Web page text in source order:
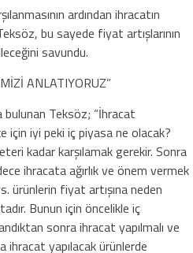
ardından ihracatın
bu sayede fiyat artışlarının
savundu.
ANLATIYORUZ”
bulunan Teksöz; “İhracat
için iyi peki iç piyasa ne olacak?
kadar karşılamak gerekir. Sonra
ihracata ağırlık ve önem vermek
ürünlerin fiyat artışına neden
Bunun için öncelikle iç
sonra ihracat yapılmalı ve
ihracat yapılacak ürünlerde